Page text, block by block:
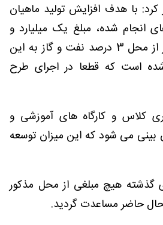
با هدف افزایش تولید ماهیان
انجام شده، مبلغ یک میلیارد و
500 میلیون ریال اعتبار از محل 3 درصد نفت و گاز به این
است که قطعا در اجرای طرح
کلاس و کارگاه های آموزشی و
می شود که این میزان توسعه
گذشته هیچ مبلغی از محل مذکور
حاضر مساعدت گردید.